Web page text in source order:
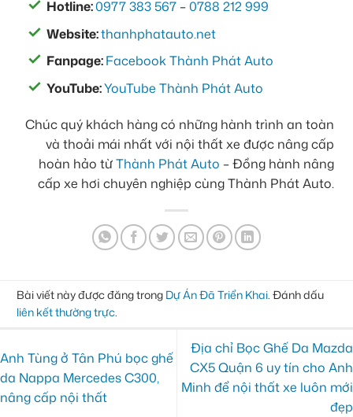
Hotline:0977 383 567 –0788 212 999
Website:thanhphatauto.net
Fanpage:Facebook Thành Phát Auto
YouTube:YouTube Thành Phát Auto
Chúc quý khách hàng có những hành trình an toàn
và thoải mái nhất với nội thất xe được nâng cấp
hoàn hảo từThành Phát Auto – Đồng hành nâng
cấp xe hơi chuyên nghiệp cùng Thành Phát Auto.
Bài viết này được đăng trong Dự Án Đã Triển Khai . Đánh dấu
liên kết thường trực
Anh Tùng ở Tân Phú bọc ghế
da Nappa Mercedes C300,
nâng cấp nội thất
Địa chỉ Bọc Ghế Da Mazda
CX5 Quận 6 uy tín cho Anh
Minh để nội thất xe luôn mới
đẹp